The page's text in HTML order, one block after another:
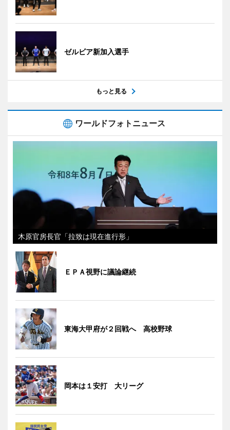
ゼルビア新加入選手
もっと見る
ワールドフォトニュース
木原官房長官「拉致は現在進行形」
ＥＰＡ視野に議論継続
東海大甲府が２回戦へ 高校野球
岡本は１安打 大リーグ